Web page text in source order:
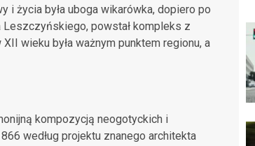
i życia była uboga wikarówka, dopiero po
powstał kompleks z
wieku była ważnym punktem regionu, a
kompozycją neogotyckich i
według projektu znanego architekta